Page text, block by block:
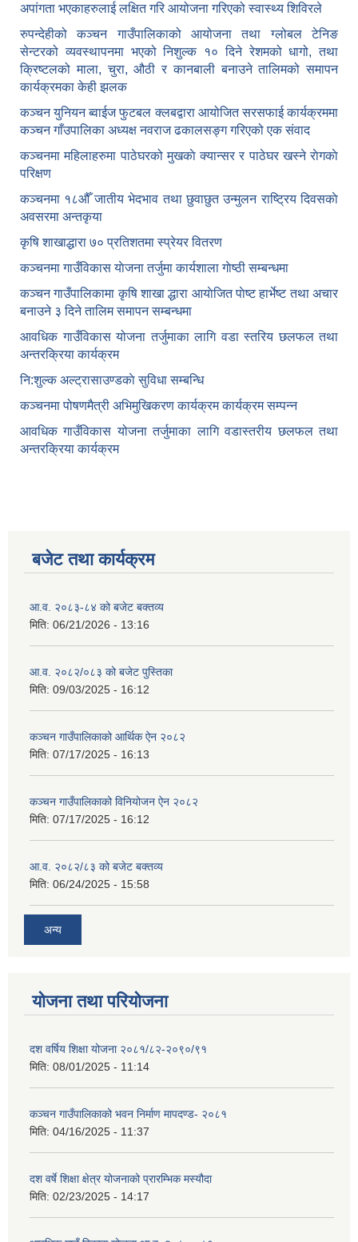
अपांगता भएकाहरुलाई लक्षित गरि आयोजना गरिएको स्वास्थ्य शिविरले
रुपन्देहीको कञ्चन गाउँपालिकाको आयोजना तथा ग्लोबल टेनिङ
सेन्टरको व्यवस्थापनमा भएको निशुल्क १० दिने रेशमको धागो, तथा
क्रिष्टलको माला, चुरा, औठी र कानबाली बनाउने तालिमको समापन
कार्यक्रमका केही झलक
कञ्चन युनियन ब्वाईज फुटबल क्लबद्वारा आयोजित सरसफाई कार्यक्रममा
कञ्चन गाँउपालिका अध्यक्ष नवराज ढकालसङ्ग गरिएको एक संवाद
कञ्‍चनमा महिलाहरुमा पाठेघरको मुखकाे क्यान्सर र पाठेघर खस्‍ने राेगकाे
परिक्षण
कञ्‍चनमा १८औँ जातीय भेदभाव तथा छुवाछुत उन्मुलन राष्ट्रिय दिवसकाे
अवसरमा अन्तकृया
कृषि शाखाद्धारा ७० प्रतिशतमा स्प्रेयर वितरण
कञ्‍चनमा गाउँविकास याेजना तर्जुमा कार्यशाला गाेष्ठी सम्बन्धमा
कञ्‍चन गाउँपालिकामा कृषि शाखा द्धारा आयाेजित पाेष्ट हार्भेष्ट तथा अचार
बनाउने ३ दिने तालिम समापन सम्बन्‍धमा
आवधिक गाउँविकास योजना तर्जुमाका लागि वडा स्तरिय छलफल तथा
अन्तरक्रिया कार्यक्रम
नि:शुल्क अल्ट्रासाउण्डकाे सुविधा सम्बन्धि
कञ्चनमा पोषणमैत्री अभिमुखिकरण कार्यक्रम कार्यक्रम सम्पन्न
आवधिक गाउँविकास योजना तर्जुमाका लागि वडास्तरीय छलफल तथा
अन्तरक्रिया कार्यक्रम
बजेट तथा कार्यक्रम
आ.व. २०८३-८४ को बजेट बक्तव्य
मिति: 06/21/2026 - 13:16
आ.व. २०८२/०८३ को बजेट पुस्तिका
मिति: 09/03/2025 - 16:12
कञ्‍चन गाउँपालिकाको आर्थिक ऐन २०८२
मिति: 07/17/2025 - 16:13
कञ्‍चन गाउँपालिकाको विनियोजन ऐन २०८२
मिति: 07/17/2025 - 16:12
आ.व. २०८२/८३ को बजेट बक्तव्य
मिति: 06/24/2025 - 15:58
अन्य
योजना तथा परियोजना
दश वर्षिय शिक्षा योजना २०८१/८२-२०९०/९१
मिति: 08/01/2025 - 11:14
कञ्‍चन गाउँपालिकाको भवन निर्माण मापदण्ड- २०८१
मिति: 04/16/2025 - 11:37
दश वर्षे शिक्षा क्षेत्र योजनाको प्रारम्भिक मस्यौदा
मिति: 02/23/2025 - 14:17